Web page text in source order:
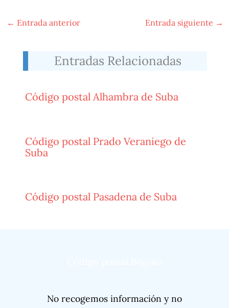
← Entrada anterior Entrada siguiente →
Entradas Relacionadas
Código postal Alhambra de Suba
Código postal Prado Veraniego de
Suba
Código postal Pasadena de Suba
No recogemos información y no